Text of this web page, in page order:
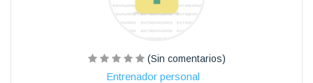
(Sin comentarios)
Entrenador personal